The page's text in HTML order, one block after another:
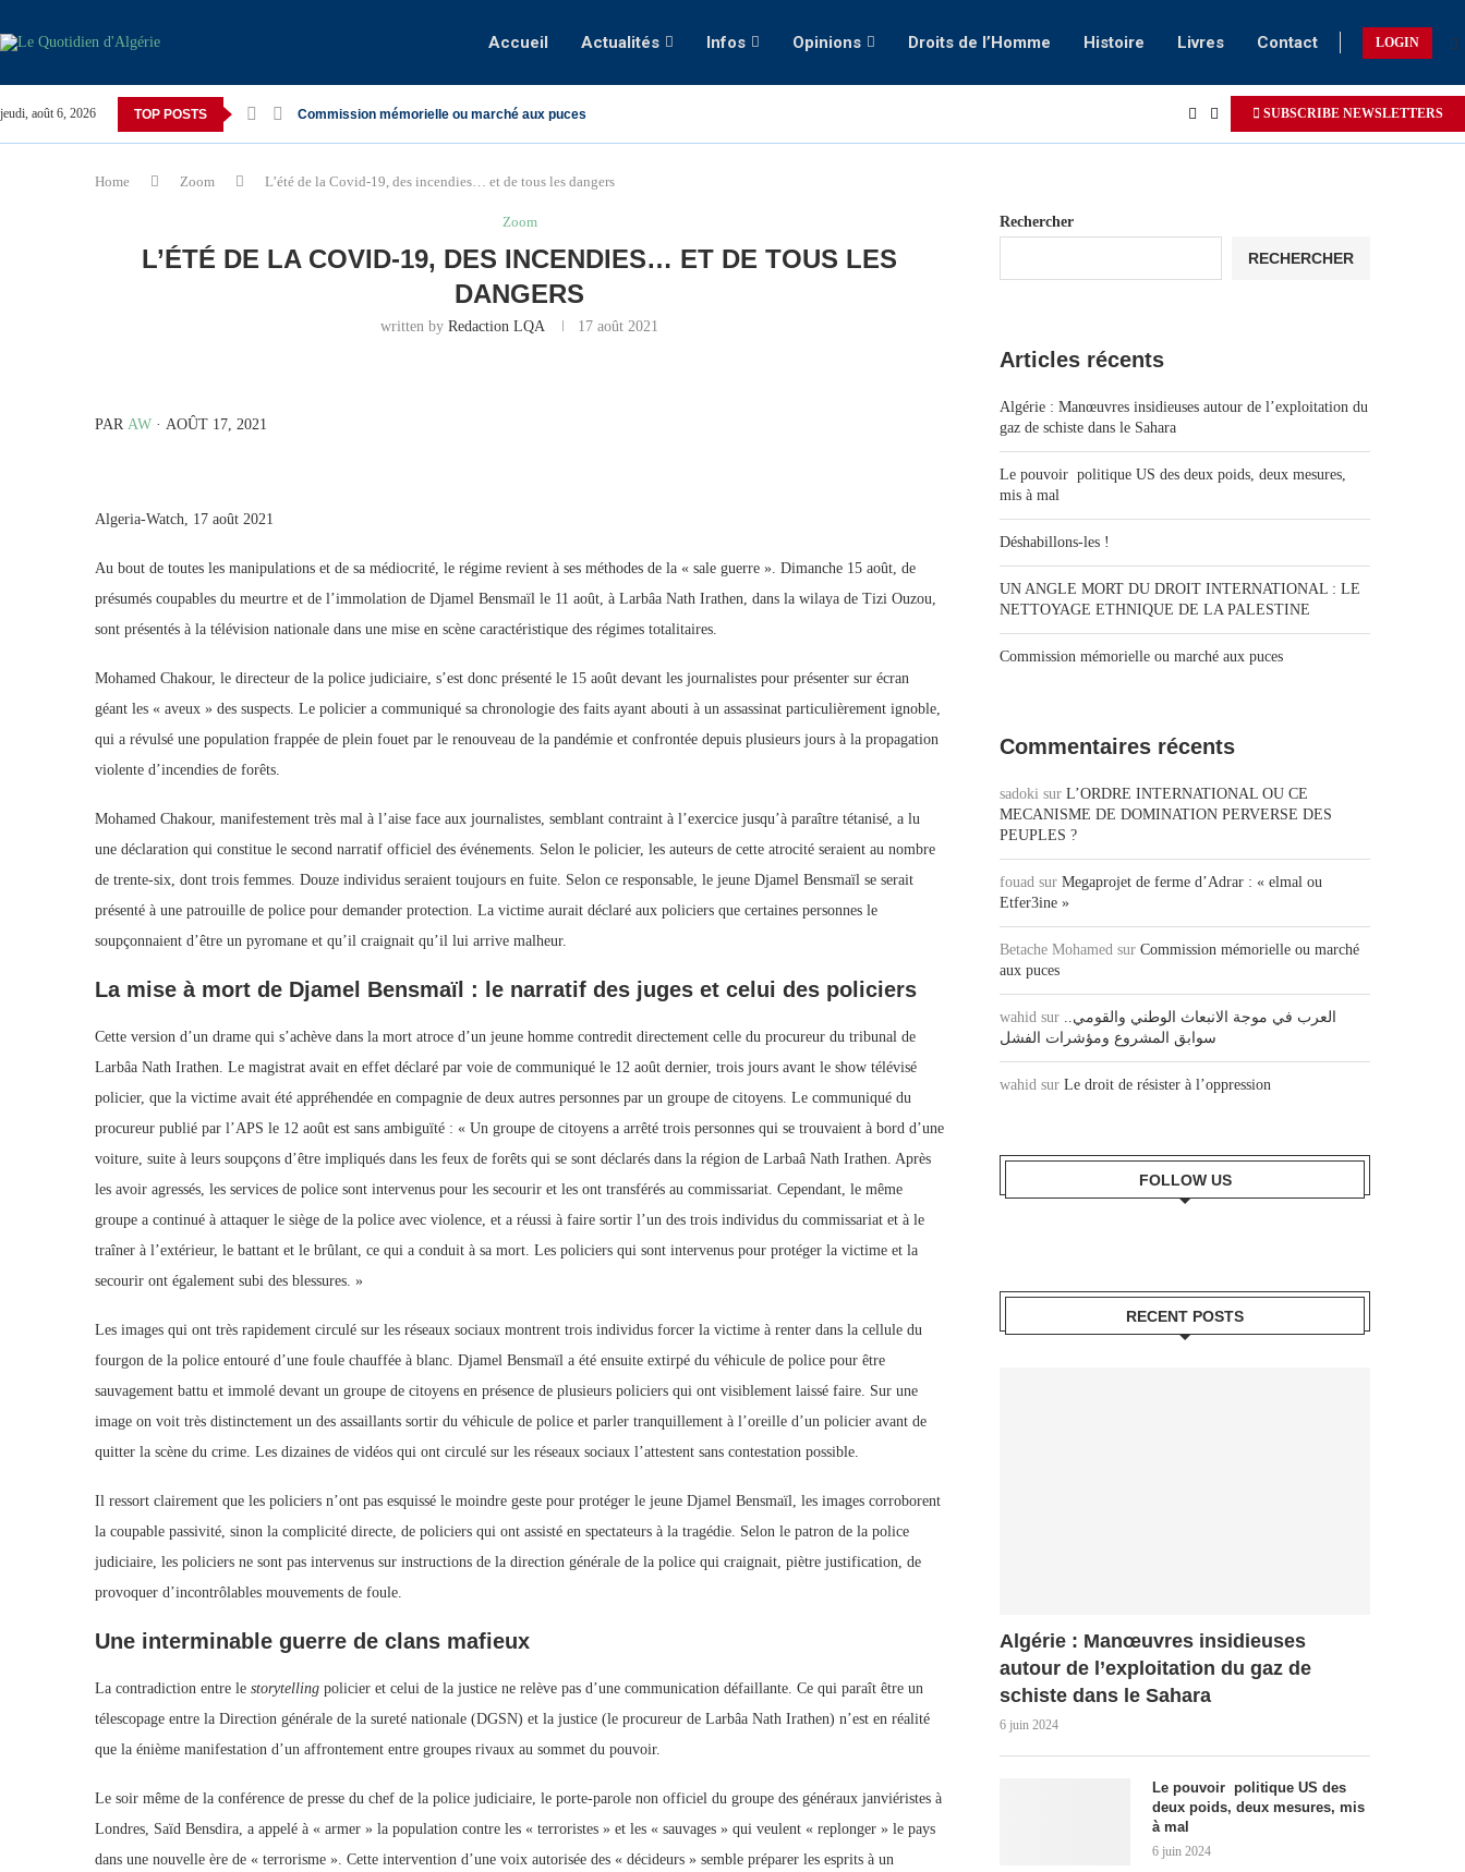
Accueil Actualités Infos Opinions Droits de l’Homme Histoire Livres Contact LOGIN
jeudi, août 6, 2026 TOP POSTS Commission mémorielle ou marché aux puces SUBSCRIBE NEWSLETTERS
Home Zoom L’été de la Covid-19, des incendies… et de tous les dangers
Zoom
L’ÉTÉ DE LA COVID-19, DES INCENDIES… ET DE TOUS LES
DANGERS
written byRedaction LQA 17 août 2021
PAR AW · AOÛT 17, 2021
Algeria-Watch, 17 août 2021
Au bout de toutes les manipulations et de sa médiocrité, le régime revient à ses méthodes de la « sale guerre ». Dimanche 15 août, de
présumés coupables du meurtre et de l’immolation de Djamel Bensmaïl le 11 août, à Larbâa Nath Irathen, dans la wilaya de Tizi Ouzou,
sont présentés à la télévision nationale dans une mise en scène caractéristique des régimes totalitaires.
Mohamed Chakour, le directeur de la police judiciaire, s’est donc présenté le 15 août devant les journalistes pour présenter sur écran
géant les « aveux » des suspects. Le policier a communiqué sa chronologie des faits ayant abouti à un assassinat particulièrement ignoble,
qui a révulsé une population frappée de plein fouet par le renouveau de la pandémie et confrontée depuis plusieurs jours à la propagation
violente d’incendies de forêts.
Mohamed Chakour, manifestement très mal à l’aise face aux journalistes, semblant contraint à l’exercice jusqu’à paraître tétanisé, a lu
une déclaration qui constitue le second narratif officiel des événements. Selon le policier, les auteurs de cette atrocité seraient au nombre
de trente-six, dont trois femmes. Douze individus seraient toujours en fuite. Selon ce responsable, le jeune Djamel Bensmaïl se serait
présenté à une patrouille de police pour demander protection. La victime aurait déclaré aux policiers que certaines personnes le
soupçonnaient d’être un pyromane et qu’il craignait qu’il lui arrive malheur.
La mise à mort de Djamel Bensmaïl : le narratif des juges et celui des policiers
Cette version d’un drame qui s’achève dans la mort atroce d’un jeune homme contredit directement celle du procureur du tribunal de
Larbâa Nath Irathen. Le magistrat avait en effet déclaré par voie de communiqué le 12 août dernier, trois jours avant le show télévisé
policier, que la victime avait été appréhendée en compagnie de deux autres personnes par un groupe de citoyens. Le communiqué du
procureur publié par l’APS le 12 août est sans ambiguïté : « Un groupe de citoyens a arrêté trois personnes qui se trouvaient à bord d’une
voiture, suite à leurs soupçons d’être impliqués dans les feux de forêts qui se sont déclarés dans la région de Larbaâ Nath Irathen. Après
les avoir agressés, les services de police sont intervenus pour les secourir et les ont transférés au commissariat. Cependant, le même
groupe a continué à attaquer le siège de la police avec violence, et a réussi à faire sortir l’un des trois individus du commissariat et à le
traîner à l’extérieur, le battant et le brûlant, ce qui a conduit à sa mort. Les policiers qui sont intervenus pour protéger la victime et la
secourir ont également subi des blessures. »
Les images qui ont très rapidement circulé sur les réseaux sociaux montrent trois individus forcer la victime à renter dans la cellule du
fourgon de la police entouré d’une foule chauffée à blanc. Djamel Bensmaïl a été ensuite extirpé du véhicule de police pour être
sauvagement battu et immolé devant un groupe de citoyens en présence de plusieurs policiers qui ont visiblement laissé faire. Sur une
image on voit très distinctement un des assaillants sortir du véhicule de police et parler tranquillement à l’oreille d’un policier avant de
quitter la scène du crime. Les dizaines de vidéos qui ont circulé sur les réseaux sociaux l’attestent sans contestation possible.
Il ressort clairement que les policiers n’ont pas esquissé le moindre geste pour protéger le jeune Djamel Bensmaïl, les images corroborent
la coupable passivité, sinon la complicité directe, de policiers qui ont assisté en spectateurs à la tragédie. Selon le patron de la police
judiciaire, les policiers ne sont pas intervenus sur instructions de la direction générale de la police qui craignait, piètre justification, de
provoquer d’incontrôlables mouvements de foule.
Une interminable guerre de clans mafieux
La contradiction entre le storytelling policier et celui de la justice ne relève pas d’une communication défaillante. Ce qui paraît être un
télescopage entre la Direction générale de la sureté nationale (DGSN) et la justice (le procureur de Larbâa Nath Irathen) n’est en réalité
que la énième manifestation d’un affrontement entre groupes rivaux au sommet du pouvoir.
Le soir même de la conférence de presse du chef de la police judiciaire, le porte-parole non officiel du groupe des généraux janviéristes à
Londres, Saïd Bensdira, a appelé à « armer » la population contre les « terroristes » et les « sauvages » qui veulent « replonger » le pays
dans une nouvelle ère de « terrorisme ». Cette intervention d’une voix autorisée des « décideurs » semble préparer les esprits à un
Rechercher
RECHERCHER
Articles récents
Algérie : Manœuvres insidieuses autour de l’exploitation du
gaz de schiste dans le Sahara
Le pouvoir politique US des deux poids, deux mesures,
mis à mal
Déshabillons-les !
UN ANGLE MORT DU DROIT INTERNATIONAL : LE
NETTOYAGE ETHNIQUE DE LA PALESTINE
Commission mémorielle ou marché aux puces
Commentaires récents
sadoki sur L’ORDRE INTERNATIONAL OU CE
MECANISME DE DOMINATION PERVERSE DES
PEUPLES ?
fouad sur Megaprojet de ferme d’Adrar : « elmal ou
Etfer3ine »
Betache Mohamed sur Commission mémorielle ou marché
aux puces
wahid sur العرب في موجة الانبعاث الوطني والقومي..
سوابق المشروع ومؤشرات الفشل
wahid sur Le droit de résister à l’oppression
FOLLOW US
RECENT POSTS
Algérie : Manœuvres insidieuses
autour de l’exploitation du gaz de
schiste dans le Sahara
6 juin 2024
Le pouvoir politique US des
deux poids, deux mesures, mis
à mal
6 juin 2024